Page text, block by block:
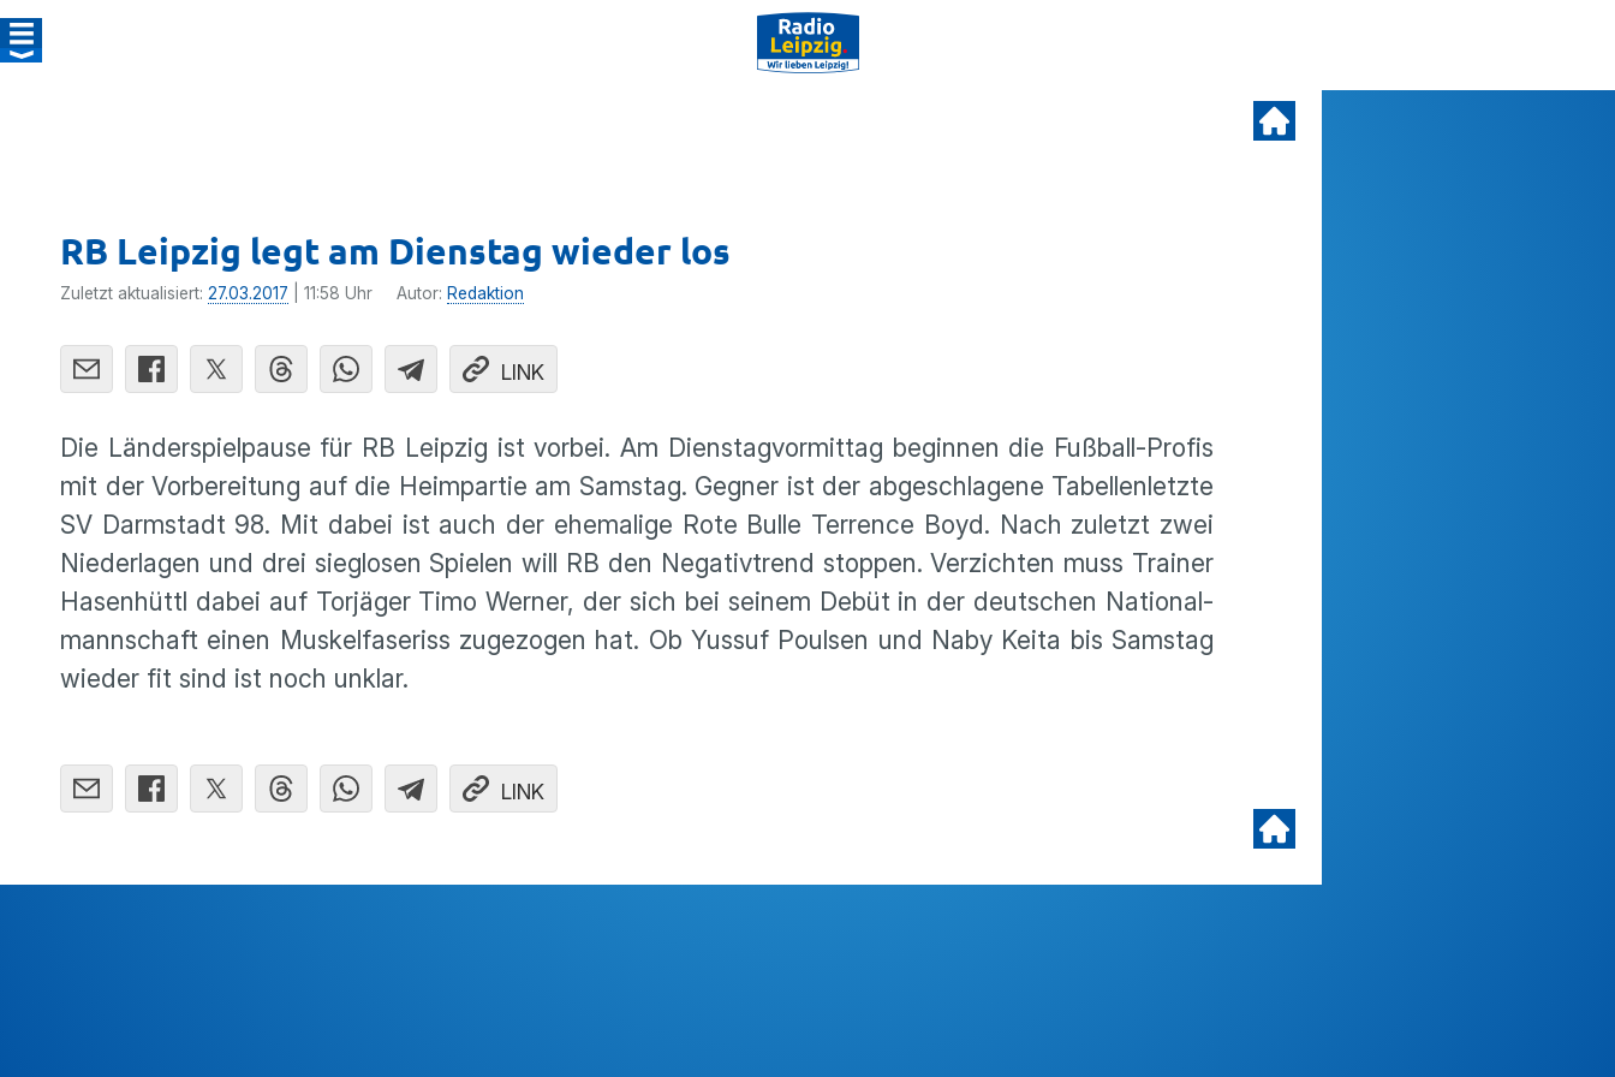
RB Leipzig legt am Dienstag wieder los
Zuletzt aktualisiert: 27.03.2017 | 11:58 Uhr Autor: Redaktion
LINK
Die Länder­spiel­pause für RB Leipzig ist vorbei. Am Diens­tag­vor­mittag beginnen die Fußball-Profis
mit der Vorbe­rei­tung auf die Heimpartie am Samstag. Gegner ist der abgeschla­gene Tabel­len­letzte
SV Darmstadt 98. Mit dabei ist auch der ehema­lige Rote Bulle Terrence Boyd. Nach zuletzt zwei
Nieder­lagen und drei sieglosen Spielen will RB den Negativ­trend stoppen. Verzichten muss Trainer
Hasen­hüttl dabei auf Torjäger Timo Werner, der sich bei seinem Debüt in der deutschen Natio­nal­
mann­schaft einen Muskel­fa­se­riss zugezogen hat. Ob Yussuf Poulsen und Naby Keita bis Samstag
wieder fit sind ist noch unklar.
LINK